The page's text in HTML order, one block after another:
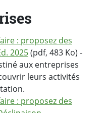
: proposez des
2025(pdf, 483 Ko) -
aux entreprises
leurs activités
: proposez des